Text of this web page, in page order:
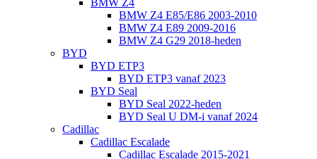
BMW Z4
BMW Z4 E85/E86 2003-2010
BMW Z4 E89 2009-2016
BMW Z4 G29 2018-heden
BYD
BYD ETP3
BYD ETP3 vanaf 2023
BYD Seal
BYD Seal 2022-heden
BYD Seal U DM-i vanaf 2024
Cadillac
Cadillac Escalade
Cadillac Escalade 2015-2021